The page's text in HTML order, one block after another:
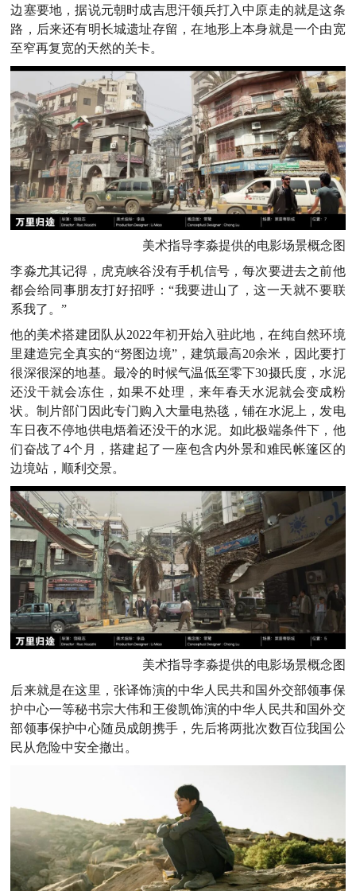
边塞要地，据说元朝时成吉思汗领兵打入中原走的就是这条
路，后来还有明长城遗址存留，在地形上本身就是一个由宽
至窄再复宽的天然的关卡。
美术指导李淼提供的电影场景概念图
李淼尤其记得，虎克峡谷没有手机信号，每次要进去之前他
都会给同事朋友打好招呼：“我要进山了，这一天就不要联
系我了。”
他的美术搭建团队从2022年初开始入驻此地，在纯自然环境
里建造完全真实的“努图边境”，建筑最高20余米，因此要打
很深很深的地基。最冷的时候气温低至零下30摄氏度，水泥
还没干就会冻住，如果不处理，来年春天水泥就会变成粉
状。制片部门因此专门购入大量电热毯，铺在水泥上，发电
车日夜不停地供电焐着还没干的水泥。如此极端条件下，他
们奋战了4个月，搭建起了一座包含内外景和难民帐篷区的
边境站，顺利交景。
美术指导李淼提供的电影场景概念图
后来就是在这里，张译饰演的中华人民共和国外交部领事保
护中心一等秘书宗大伟和王俊凯饰演的中华人民共和国外交
部领事保护中心随员成朗携手，先后将两批次数百位我国公
民从危险中安全撤出。